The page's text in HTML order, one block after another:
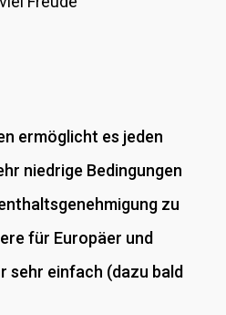
ermöglicht es jeden
niedrige Bedingungen
zu
für Europäer und
sehr einfach (dazu bald